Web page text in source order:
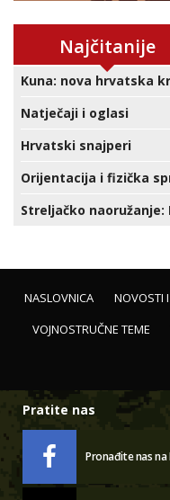
Najčitanije
Kuna: nova hrvatska
Natječaji i oglasi
Hrvatski snajperi
Orijentacija i fizička
Streljačko naoružanje:
NASLOVNICA NOVOSTI
VOJNOSTRUČNE TEME
Pratite nas
Pronađite nas